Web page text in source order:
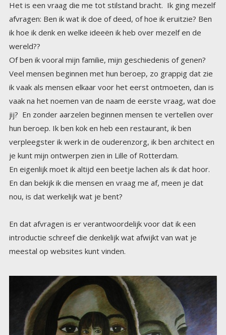
Het is een vraag die me tot stilstand bracht. Ik ging mezelf
afvragen: Ben ik wat ik doe of deed, of hoe ik eruitzie? Ben
ik hoe ik denk en welke ideeën ik heb over mezelf en de
wereld??
Of ben ik vooral mijn familie, mijn geschiedenis of genen?
Veel mensen beginnen met hun beroep, zo grappig dat zie
ik vaak als mensen elkaar voor het eerst ontmoeten, dan is
vaak na het noemen van de naam de eerste vraag, wat doe
jij? En zonder aarzelen beginnen mensen te vertellen over
hun beroep. Ik ben kok en heb een restaurant, ik ben
verpleegster ik werk in de ouderenzorg, ik ben architect en
je kunt mijn ontwerpen zien in Lille of Rotterdam.
En eigenlijk moet ik altijd een beetje lachen als ik dat hoor.
En dan bekijk ik die mensen en vraag me af, meen je dat
nou, is dat werkelijk wat je bent?
En dat afvragen is er verantwoordelijk voor dat ik een
introductie schreef die denkelijk wat afwijkt van wat je
meestal op websites kunt vinden.